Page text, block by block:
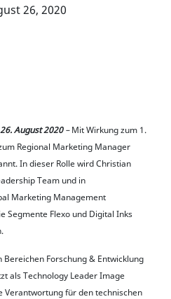
26, 2020
August 2020–Mit Wirkung zum 1.
Regional Marketing Manager
In dieser Rolle wird Christian
Team und in
Marketing Management
Segmente Flexo und Digital Inks
Bereichen Forschung & Entwicklung
als Technology Leader Image
Verantwortung für den technischen